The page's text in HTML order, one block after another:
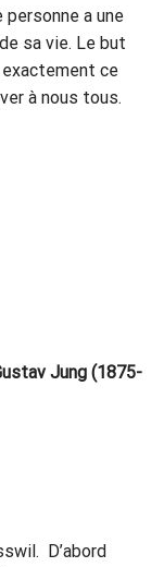
personne a une
sa vie. Le but
ce
à nous tous.
Jung (1875-
D’abord